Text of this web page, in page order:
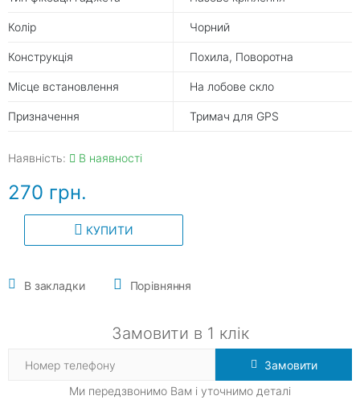
Колір Чорний
Конструкція Похила, Поворотна
Місце встановлення На лобове скло
Призначення Тримач для GPS
Наявність: В наявності
270 грн.
КУПИТИ
В закладки Порівняння
Замовити в 1 клік
Замовити
Ми передзвонимо Вам і уточнимо деталі